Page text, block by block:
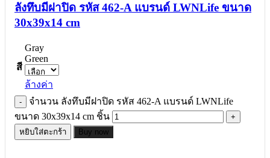
ลังทึบมีฝาปิด รหัส 462-A แบรนด์ LWNLife ขนาด
30x39x14 cm
สี
Gray
Green
ล้างค่า
จำนวน ลังทึบมีฝาปิด รหัส 462-A แบรนด์ LWNLife
ขนาด 30x39x14 cm ชิ้น
หยิบใส่ตะกร้า Buy now